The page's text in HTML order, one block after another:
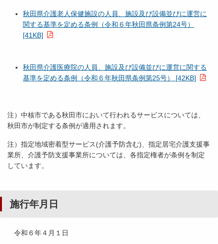
秋田県介護老人保健施設の人員、施設及び設備並びに運営に
関する基準を定める条例（令和６年秋田県条例第24号）
[41KB]
秋田県介護医療院の人員、施設及び設備並びに運営に関する
基準を定める条例（令和６年秋田県条例第25号） [42KB]
注）中核市である秋田市において行われるサービスについては、
秋田市が制定する条例が適用されます。
注）指定地域密着型サービス(介護予防含む)、指定居宅介護支援事
業所、介護予防支援事業所については、各指定権者が条例を制定
しています。
施行年月日
令和６年４月１日